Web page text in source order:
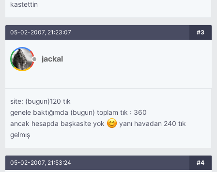
kastettin
05-02-2007, 21:23:07 #3
jackal
site: (bugun)120 tık
genele baktığımda (bugun) toplam tık : 360
ancak hesapda başkasite yok
yanı havadan 240 tık
gelmış
05-02-2007, 21:53:24 #4